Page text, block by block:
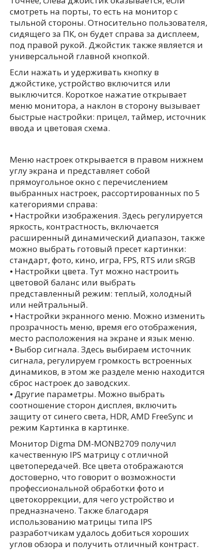
смотреть на порты, то есть на монитор с
тыльной стороны. Относительно пользователя,
сидящего за ПК, он будет справа за дисплеем,
под правой рукой. Джойстик также является и
универсальной главной кнопкой.
Если нажать и удерживать кнопку в
джойстике, устройство включится или
выключится. Короткое нажатие открывает
меню монитора, а наклон в сторону вызывает
быстрые настройки: прицел, таймер, источник
ввода и цветовая схема.
Меню настроек открывается в правом нижнем
углу экрана и представляет собой
прямоугольное окно с перечислением
выбранных настроек, рассортированных по 5
категориями справа:
⦁ Настройки изображения. Здесь регулируется
яркость, контрастность, включается
расширенный динамический диапазон, также
можно выбрать готовый пресет картинки:
стандарт, фото, кино, игра, FPS, RTS или sRGB
⦁ Настройки цвета. Тут можно настроить
цветовой баланс или выбрать
представленный режим: теплый, холодный
или нейтральный.
⦁ Настройки экранного меню. Можно изменить
прозрачность меню, время его отображения,
место расположения на экране и язык меню.
⦁ Выбор сигнала. Здесь выбираем источник
сигнала, регулируем громкость встроенных
динамиков, в этом же разделе меню находится
сброс настроек до заводских.
⦁ Другие параметры. Можно выбрать
соотношение сторон дисплея, включить
защиту от синего света, HDR, AMD FreeSync и
режим Картинка в картинке.
Монитор Digma DM-MONB2709 получил
качественную IPS матрицу с отличной
цветопередачей. Все цвета отображаются
достоверно, что говорит о возможности
профессиональной обработки фото и
цветокоррекции, для чего устройство и
предназначено. Также благодаря
использованию матрицы типа IPS
разработчикам удалось добиться хороших
углов обзора и получить отличный контраст.